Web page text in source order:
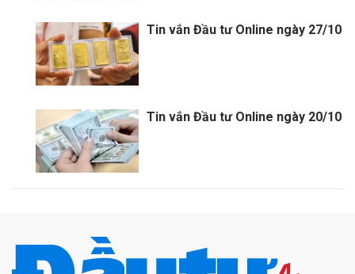
Tin vắn Đầu tư Online ngày 27/10
Tin vắn Đầu tư Online ngày 20/10